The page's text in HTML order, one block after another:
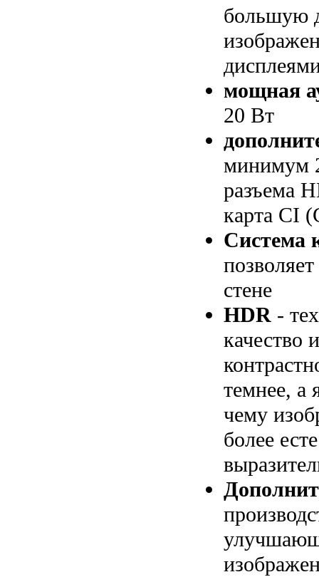
большую
мощная
20 Вт
минимум
разъема
карта CI
Система
стене
HDR -
качество
темнее, а
чему
более